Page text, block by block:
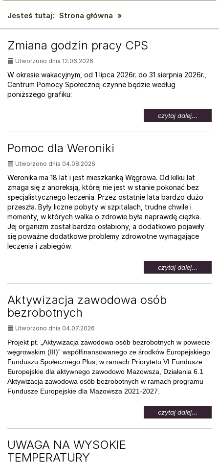
Jesteś tutaj: Strona główna »
AKTUALNOŚCI:
Zmiana godzin pracy CPS
Utworzono dnia 12.06.2026
W okresie wakacyjnym, od 1 lipca 2026r. do 31 sierpnia 2026r.,
Centrum Pomocy Społecznej czynne będzie według
poniższego grafiku:
czytaj dalej...
temat:
Zmiana
Pomoc dla Weroniki
Utworzono dnia 04.08.2026
Weronika ma 18 lat i jest mieszkanką Węgrowa. Od kilku lat
zmaga się z anoreksją, której nie jest w stanie pokonać bez
specjalistycznego leczenia. Przez ostatnie lata bardzo dużo
przeszła. Były liczne pobyty w szpitalach, trudne chwile i
momenty, w których walka o zdrowie była naprawdę ciężka.
Jej organizm został bardzo osłabiony, a dodatkowo pojawiły
się poważne dodatkowe problemy zdrowotne wymagające
leczenia i zabiegów.
czytaj dalej...
temat:
Pomoc
Aktywizacja zawodowa osób
bezrobotnych
Utworzono dnia 04.07.2026
Projekt pt. „Aktywizacja zawodowa osób bezrobotnych w powiecie
węgrowskim (III)” współfinansowanego ze środków Europejskiego
Funduszu Społecznego Plus, w ramach Priorytetu VI Fundusze
Europejskie dla aktywnego zawodowo Mazowsza, Działania 6.1
Aktywizacja zawodowa osób bezrobotnych w ramach programu
Fundusze Europejskie dla Mazowsza 2021-2027.
czytaj dalej...
temat:
UWAGA NA WYSOKIE
TEMPERATURY